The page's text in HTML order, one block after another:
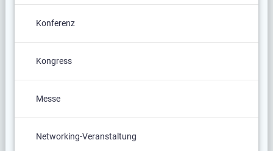
Konferenz
Kongress
Messe
Networking-Veranstaltung